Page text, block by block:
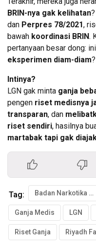
BRIN-nya gak kelihatan
dan Perpres 78/2021,
bawah koordinasi BRIN.
pertanyaan besar dong: ini
eksperimen diam-diam?
Intinya?
LGN gak minta ganja
pengen riset medisnya
transparan, dan
riset sendiri, hasilnya
martabak tapi gak
Tag: Badan Narkotika Nasional
Ganja Medis LGN
Riset Ganja Riyadh